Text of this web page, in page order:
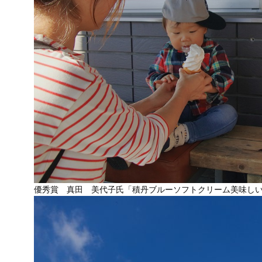
優秀賞 真田 美代子氏「積丹ブルーソフトクリーム美味し